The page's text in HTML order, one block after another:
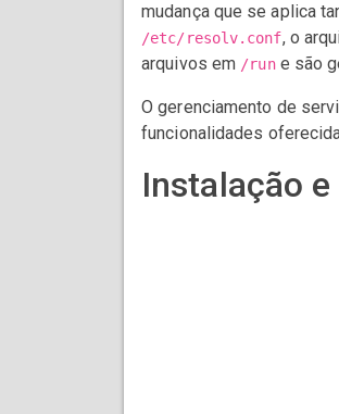
mudança que se aplica
/etc/resolv.conf, o
arquivos em /rune são
O gerenciamento de
funcionalidades
Instalação